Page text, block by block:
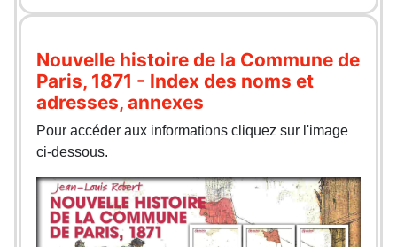
Nouvelle histoire de la Commune de
Paris, 1871 - Index des noms et
adresses, annexes
Pour accéder aux informations cliquez sur l'image
ci-dessous.